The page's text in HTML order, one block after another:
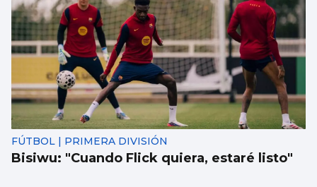
FÚTBOL | PRIMERA DIVISIÓN
Bisiwu: "Cuando Flick quiera, estaré listo"